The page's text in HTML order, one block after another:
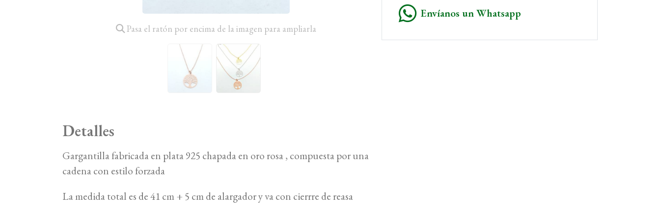
Pasa el ratón por encima de la imagen para ampliarla
Detalles
Gargantilla fabricada en plata 925 chapada en oro rosa , compuesta por una
cadena con estilo forzada
La medida total es de 41 cm + 5 cm de alargador y va con cierrre de reasa
Envíanos un Whatsapp